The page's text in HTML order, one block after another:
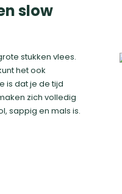
slow
stukken vlees.
het ook
is dat je de tijd
zich volledig
sappig en mals is.